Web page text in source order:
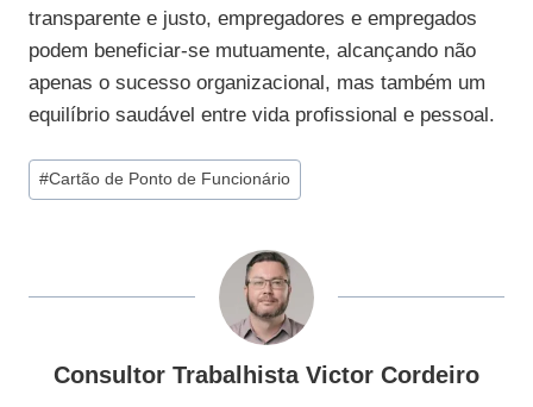
transparente e justo, empregadores e empregados
podem beneficiar-se mutuamente, alcançando não
apenas o sucesso organizacional, mas também um
equilíbrio saudável entre vida profissional e pessoal.
Tags
do
#Cartão de Ponto de Funcionário
Consultor Trabalhista Victor Cordeiro